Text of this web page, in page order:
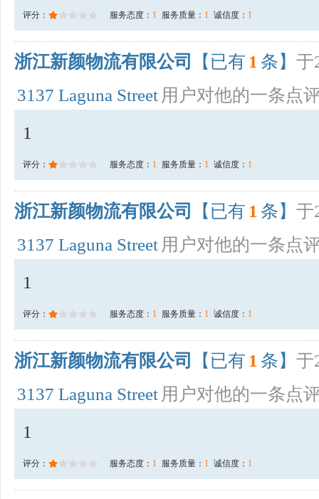
评分： 服务态度： 1 服务质量： 1 诚信度： 1
浙江新颜物流有限公司 【已有 1 条】 于
3137 Laguna Street 用户对他的一条点
1
评分： 服务态度： 1 服务质量： 1 诚信度： 1
浙江新颜物流有限公司 【已有 1 条】 于
3137 Laguna Street 用户对他的一条点
1
评分： 服务态度： 1 服务质量： 1 诚信度： 1
浙江新颜物流有限公司 【已有 1 条】 于
3137 Laguna Street 用户对他的一条点
1
评分： 服务态度： 1 服务质量： 1 诚信度： 1